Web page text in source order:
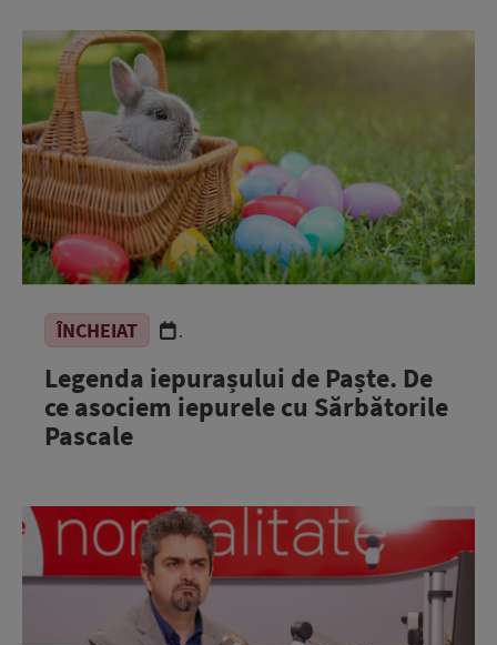
ÎNCHEIAT .
Legenda iepurașului de Paște. De
ce asociem iepurele cu Sărbătorile
Pascale